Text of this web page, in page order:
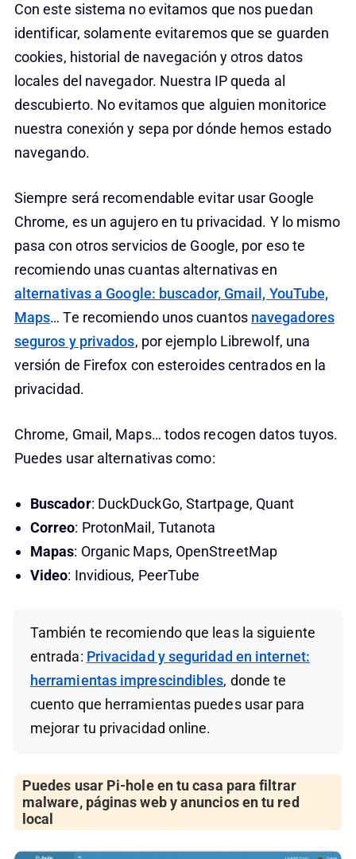
Con este sistema no evitamos que nos puedan
identificar, solamente evitaremos que se guarden
cookies, historial de navegación y otros datos
locales del navegador. Nuestra IP queda al
descubierto. No evitamos que alguien monitorice
nuestra conexión y sepa por dónde hemos estado
navegando.
Siempre será recomendable evitar usar Google
Chrome, es un agujero en tu privacidad. Y lo mismo
pasa con otros servicios de Google, por eso te
recomiendo unas cuantas alternativas en
alternativas a Google: buscador, Gmail, YouTube,
Maps… Te recomiendo unos cuantos navegadores
seguros y privados, por ejemplo Librewolf, una
versión de Firefox con esteroides centrados en la
privacidad.
Chrome, Gmail, Maps… todos recogen datos tuyos.
Puedes usar alternativas como:
Buscador: DuckDuckGo, Startpage, Quant
Correo: ProtonMail, Tutanota
Mapas: Organic Maps, OpenStreetMap
Video: Invidious, PeerTube
También te recomiendo que leas la siguiente
entrada: Privacidad y seguridad en internet:
herramientas imprescindibles, donde te
cuento que herramientas puedes usar para
mejorar tu privacidad online.
Puedes usar Pi-hole en tu casa para filtrar
malware, páginas web y anuncios en tu red
local